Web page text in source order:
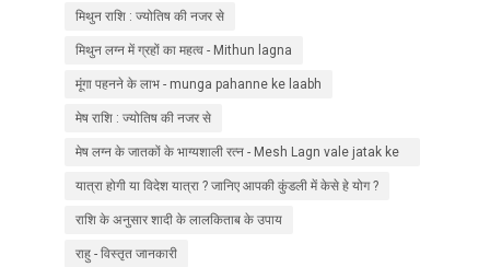
Mahadasha ) - 1
मिथुन राशि : ज्योतिष की नजर से
मिथुन लग्न में ग्रहों का महत्व - Mithun lagna
मूंगा पहनने के लाभ - munga pahanne ke laabh
मेष राशि : ज्योतिष की नजर से
मेष लग्न के जातकों के भाग्यशाली रत्न - Mesh Lagn vale jatak ke
liye ratna
यात्रा होगी या विदेश यात्रा ? जानिए आपकी कुंडली में केसे हे योग ?
राशि के अनुसार शादी के लालकिताब के उपाय
राहु - विस्तृत जानकारी